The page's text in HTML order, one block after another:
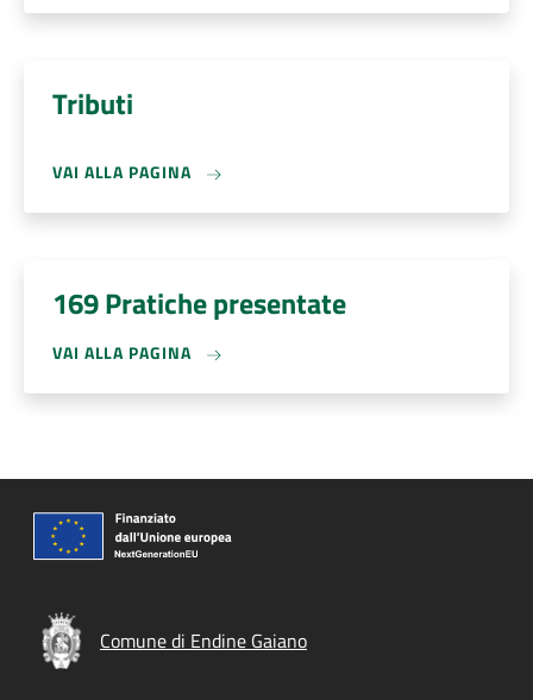
Tributi
VAI ALLA PAGINA
169 Pratiche presentate
VAI ALLA PAGINA
Comune di Endine Gaiano